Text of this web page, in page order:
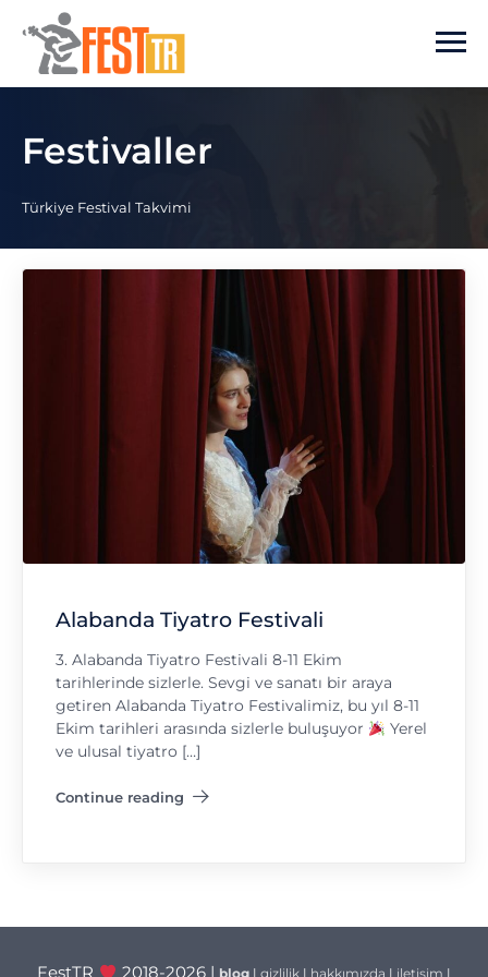
Ana içeriğe atla
Festivaller
Türkiye Festival Takvimi
Alabanda Tiyatro Festivali
3. Alabanda Tiyatro Festivali 8-11 Ekim
tarihlerinde sizlerle. Sevgi ve sanatı bir araya
getiren Alabanda Tiyatro Festivalimiz, bu yıl 8-11
Ekim tarihleri arasında sizlerle buluşuyor
Yerel
ve ulusal tiyatro […]
Continue reading
"Alabanda Tiyatro Festivali"
FestTR 2018-2026 | blog| gizlilik| hakkımızda | iletişim |